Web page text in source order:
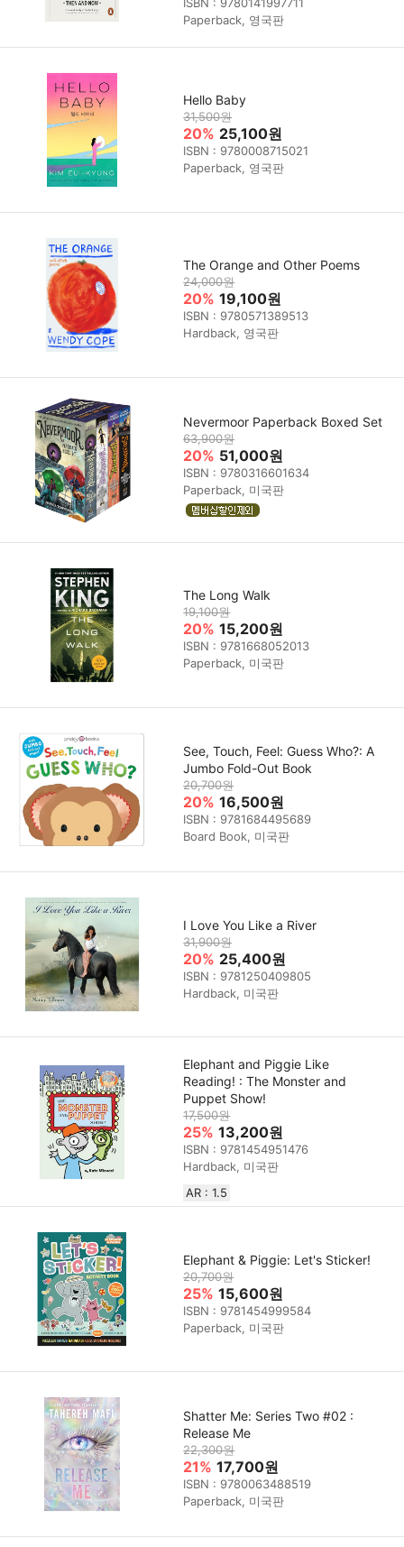
ISBN : 9780141997711
Paperback, 영국판
Hello Baby
31,500원
20% 25,100원
ISBN : 9780008715021
Paperback, 영국판
The Orange and Other Poems
24,000원
20% 19,100원
ISBN : 9780571389513
Hardback, 영국판
Nevermoor Paperback Boxed Set
63,900원
20% 51,000원
ISBN : 9780316601634
Paperback, 미국판
The Long Walk
19,100원
20% 15,200원
ISBN : 9781668052013
Paperback, 미국판
See, Touch, Feel: Guess Who?: A
Jumbo Fold-Out Book
20,700원
20% 16,500원
ISBN : 9781684495689
Board Book, 미국판
I Love You Like a River
31,900원
20% 25,400원
ISBN : 9781250409805
Hardback, 미국판
Elephant and Piggie Like
Reading! : The Monster and
Puppet Show!
17,500원
25% 13,200원
ISBN : 9781454951476
Hardback, 미국판
AR : 1.5
Elephant & Piggie: Let's Sticker!
20,700원
25% 15,600원
ISBN : 9781454999584
Paperback, 미국판
Shatter Me: Series Two #02 :
Release Me
22,300원
21% 17,700원
ISBN : 9780063488519
Paperback, 미국판